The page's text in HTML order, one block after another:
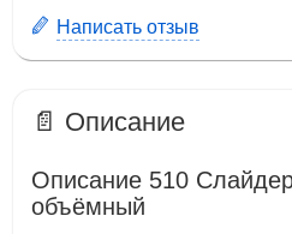
Написать отзыв
📄 Описание
Описание 510
объёмный